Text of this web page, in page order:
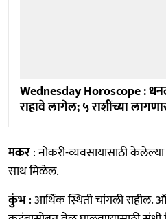
Wednesday Horoscope :
राहावे लागेल; ५ राशींच्या
मकर: नोकरी-व्यवसायासाठी
साथ मिळेल.
कुंभ: आर्थिक स्थिती चांगली